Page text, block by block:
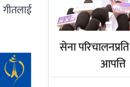
सेना
आपत्ति